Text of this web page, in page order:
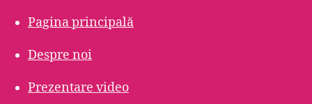
Pagina principală
Despre noi
Prezentare video